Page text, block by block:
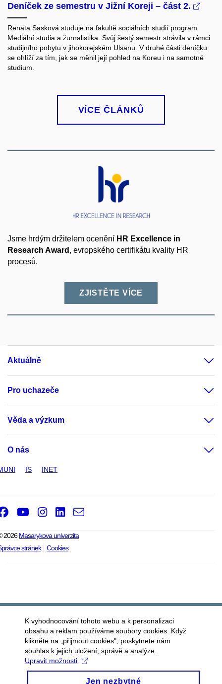
Deníček ze semestru v Jižní Koreji – část 2.
Renata Sasková studuje na fakultě sociálních studií program
Mediální studia a žurnalistika. Svůj šestý semestr strávila v rámci
studijního pobytu v jihokorejském Ulsanu. V druhé části deníčku
se ohlíží za tím, jak se měnil její pohled na Koreu i na samotné
studium.
VÍCE ČLÁNKŮ
Jsme hrdým držitelem ocenění HR Excellence in
Research Award , evropského certifikátu kvality HR
procesů.
ZJISTĚTE VÍCE
Aktuálně
Pro uchazeče
Věda a výzkum
O nás
IS INET
2026Masarykova univerzita
stránek
Cookies
Facebook
Youtube
Instagram
LinkedIn
e-
K vyhodnocování tohoto webu a k personalizaci
obsahu a reklam používáme soubory cookies. Když
klikněte na „přijmout cookies", poskytnete nám
souhlas k jejich uložení, správě a analýze.
Upravit možnosti
Jen nezbytné